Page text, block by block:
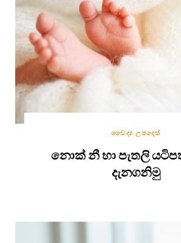
වෛද්‍ය උපදෙස්
නොක් නී හා පැතලි
දැනගනිමු